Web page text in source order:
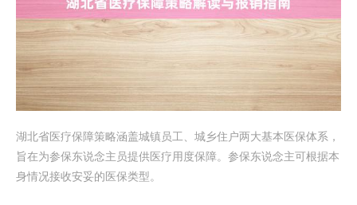
湖北省医疗保障策略涵盖城镇员工、城乡住户两大基本医保体系，
旨在为参保东说念主员提供医疗用度保障。参保东说念主可根据本
身情况接收安妥的医保类型。